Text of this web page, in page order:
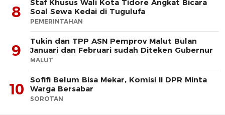
8
Staf Khusus Wali Kota Tidore Angkat Bicara
Soal Sewa Kedai di Tugulufa
PEMERINTAHAN
9
Tukin dan TPP ASN Pemprov Malut Bulan
Januari dan Februari sudah Diteken Gubernur
MALUT
10
Sofifi Belum Bisa Mekar, Komisi II DPR Minta
Warga Bersabar
SOROTAN